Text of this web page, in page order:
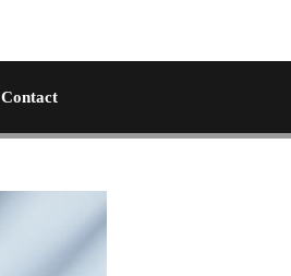
Contact